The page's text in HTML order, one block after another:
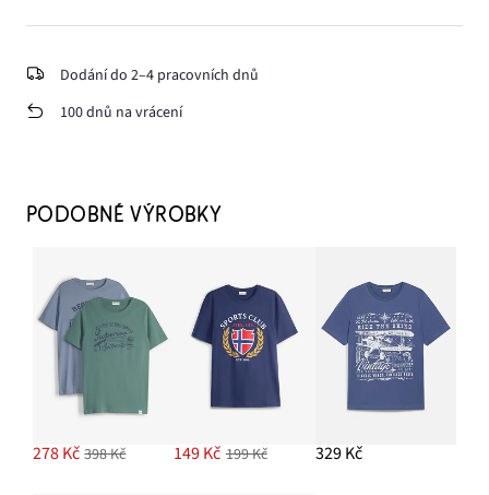
Dodání do 2–4 pracovních dnů
100 dnů na vrácení
PODOBNÉ VÝROBKY
278 Kč 398 Kč 149 Kč 199 Kč 329 Kč